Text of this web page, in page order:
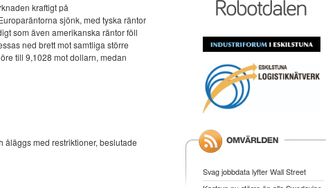
kraftigt på
sjönk, med tyska räntor
som även amerikanska räntor föll
ned brett mot samtliga större
till 9,1028 mot dollarn, medan
åläggs med restriktioner, beslutade
Svag jobbdata lyfter Wall Street